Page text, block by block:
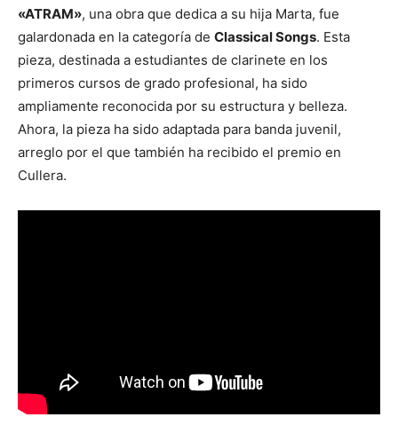
«ATRAM», una obra que dedica a su hija Marta, fue
galardonada en la categoría de Classical Songs. Esta
pieza, destinada a estudiantes de clarinete en los
primeros cursos de grado profesional, ha sido
ampliamente reconocida por su estructura y belleza.
Ahora, la pieza ha sido adaptada para banda juvenil,
arreglo por el que también ha recibido el premio en
Cullera.